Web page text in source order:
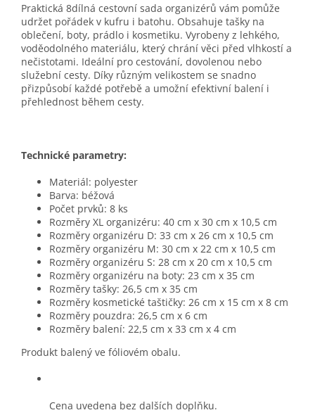
Praktická 8dílná cestovní sada organizérů vám pomůže
udržet pořádek v kufru i batohu. Obsahuje tašky na
oblečení, boty, prádlo i kosmetiku. Vyrobeny z lehkého,
voděodolného materiálu, který chrání věci před vlhkostí a
nečistotami. Ideální pro cestování, dovolenou nebo
služební cesty. Díky různým velikostem se snadno
přizpůsobí každé potřebě a umožní efektivní balení i
přehlednost během cesty.
Technické parametry:
Materiál: polyester
Barva: béžová
Počet prvků: 8 ks
Rozměry XL organizéru: 40 cm x 30 cm x 10,5 cm
Rozměry organizéru D: 33 cm x 26 cm x 10,5 cm
Rozměry organizéru M: 30 cm x 22 cm x 10,5 cm
Rozměry organizéru S: 28 cm x 20 cm x 10,5 cm
Rozměry organizéru na boty: 23 cm x 35 cm
Rozměry tašky: 26,5 cm x 35 cm
Rozměry kosmetické taštičky: 26 cm x 15 cm x 8 cm
Rozměry pouzdra: 26,5 cm x 6 cm
Rozměry balení: 22,5 cm x 33 cm x 4 cm
Produkt balený ve fóliovém obalu.
Cena uvedena bez dalších doplňku.